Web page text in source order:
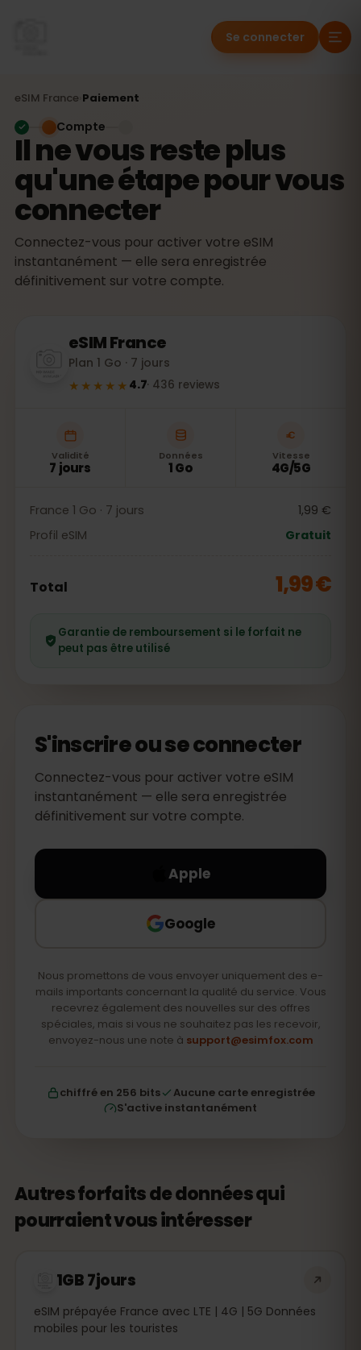
Se connecter
eSIM France Paiement
Il ne vous reste plus
qu'une étape pour vous
connecter
Connectez-vous pour activer votre eSIM
instantanément — elle sera enregistrée
définitivement sur votre compte.
Compte
eSIMFrance
Plan 1 Go · 7 jours
★★★★★ 4.7· 436 reviews
Validité
7 jours
Données
1 Go
Vitesse
4G/5G
France 1 Go · 7 jours
1,99 €
Profil eSIM
Gratuit
Total 1,99 €
Garantie de remboursement si le forfait ne
peut pas être utilisé
S'inscrire ou se connecter
Connectez-vous pour activer votre eSIM
instantanément — elle sera enregistrée
définitivement sur votre compte.
Apple
Google
Nous promettons de vous envoyer uniquement des e-
mails importants concernant la qualité du service. Vous
recevrez également des nouvelles sur des offres
spéciales, mais si vous ne souhaitez pas les recevoir,
envoyez-nous une note à support@esimfox.com
chiffré en 256 bits
Aucune carte enregistrée
S'active instantanément
Autres forfaits de données qui
pourraient vous intéresser
1GB 7jours
eSIM prépayée France avec LTE | 4G | 5G Données
mobiles pour les touristes